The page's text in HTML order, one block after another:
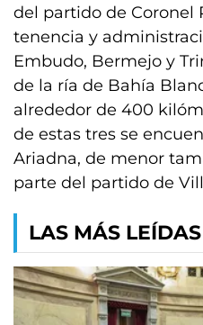
del partido de Coronel
tenencia y
Embudo, Bermejo y
de la ría de Bahía
alrededor de 400
de estas tres se
Ariadna, de menor
parte del partido de
LAS MÁS LEÍDAS